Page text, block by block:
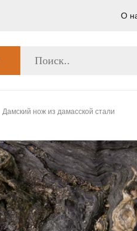
О
Дамский нож из дамасской стали